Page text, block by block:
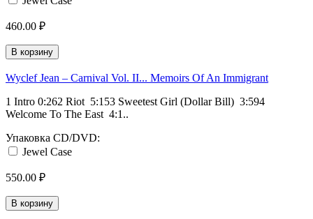
460.00 ₽
В корзину
Wyclef Jean ‎– Carnival Vol. II... Memoirs Of An Immigrant
1 Intro 0:262 Riot 5:153 Sweetest Girl (Dollar Bill) 3:594
Welcome To The East 4:1..
Упаковка CD/DVD:
Jewel Case
550.00 ₽
В корзину